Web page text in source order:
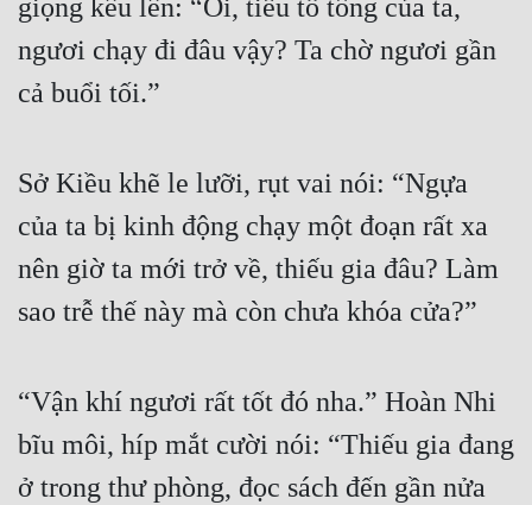
Đô Thị
Đông Phương
Cẩu Đạo Trường Sinh
Truyện Nữ
Vô Địch Lưu
Xây Dựng Thế Lực
giọng kêu lên: “Ôi, tiểu tổ tông của ta,
ngươi chạy đi đâu vậy? Ta chờ ngươi gần
cả buổi tối.”
Sở Kiều khẽ le lưỡi, rụt vai nói: “Ngựa
của ta bị kinh động chạy một đoạn rất xa
nên giờ ta mới trở về, thiếu gia đâu? Làm
sao trễ thế này mà còn chưa khóa cửa?”
“Vận khí ngươi rất tốt đó nha.” Hoàn Nhi
bĩu môi, híp mắt cười nói: “Thiếu gia đang
ở trong thư phòng, đọc sách đến gần nửa